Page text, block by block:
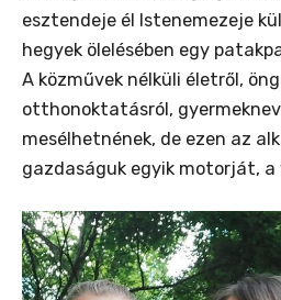
esztendeje él Istenemezeje
hegyek ölelésében egy
A közművek nélküli életről,
otthonoktatásról,
mesélhetnének, de ezen az
gazdaságuk egyik motorját,